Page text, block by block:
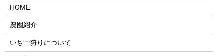
HOME
農園紹介
いちご狩りについて